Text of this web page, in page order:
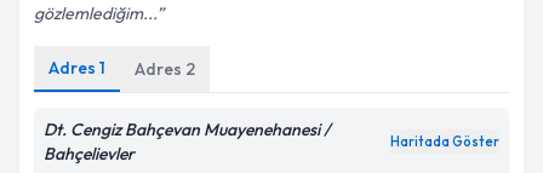
gözlemlediğim...
Adres 1 Adres 2
Dt. Cengiz Bahçevan Muayenehanesi /
Bahçelievler
Haritada Göster